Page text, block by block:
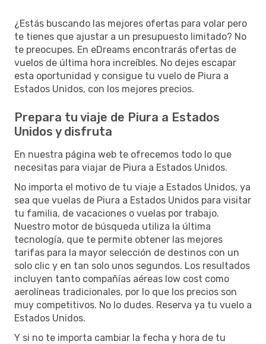
¿Estás buscando las mejores ofertas para volar pero
te tienes que ajustar a un presupuesto limitado? No
te preocupes. En eDreams encontrarás ofertas de
vuelos de última hora increíbles. No dejes escapar
esta oportunidad y consigue tu vuelo de Piura a
Estados Unidos, con los mejores precios.
Prepara tu viaje de Piura a Estados
Unidos y disfruta
En nuestra página web te ofrecemos todo lo que
necesitas para viajar de Piura a Estados Unidos.
No importa el motivo de tu viaje a Estados Unidos, ya
sea que vuelas de Piura a Estados Unidos para visitar
tu familia, de vacaciones o vuelas por trabajo.
Nuestro motor de búsqueda utiliza la última
tecnología, que te permite obtener las mejores
tarifas para la mayor selección de destinos con un
solo clic y en tan solo unos segundos. Los resultados
incluyen tanto compañías aéreas low cost como
aerolíneas tradicionales, por lo que los precios son
muy competitivos. No lo dudes. Reserva ya tu vuelo a
Estados Unidos.
Y si no te importa cambiar la fecha y hora de tu